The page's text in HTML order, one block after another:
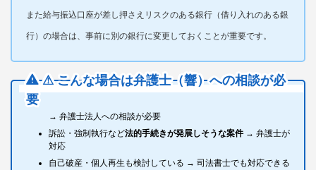
また給与振込口座が差し押さえリスクのある銀行（借り入れのある銀
行）の場合は、事前に別の銀行に変更しておくことが重要です。
⚠ こんな場合は弁護士（響）への相談が必
要
→ 弁護士法人への相談が必要
訴訟・強制執行など法的手続きが発展しそうな案件→ 弁護士が
対応
自己破産・個人再生も検討している → 司法書士でも対応できる